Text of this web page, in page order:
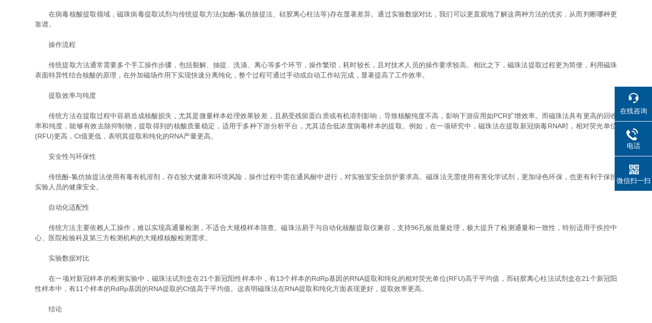
在病毒核酸提取领域，磁珠病毒提取试剂与传统提取方法(如酚-氯仿抽提法、硅胶离心柱法等)存在显著差异。通过实验数据对比，我们可以更直观地了解这两种方法的优劣，从而判断哪种更
靠谱。
操作流程
传统提取方法通常需要多个手工操作步骤，包括裂解、抽提、洗涤、离心等多个环节，操作繁琐，耗时较长，且对技术人员的操作要求较高。相比之下，磁珠法提取过程更为简便，利用磁珠
表面特异性结合核酸的原理，在外加磁场作用下实现快速分离纯化，整个过程可通过手动或自动工作站完成，显著提高了工作效率。
提取效率与纯度
传统方法在提取过程中容易造成核酸损失，尤其是微量样本处理效果较差，且易受残留蛋白质或有机溶剂影响，导致核酸纯度不高，影响下游应用如PCR扩增效率。而磁珠法具有更高的回收
率和纯度，能够有效去除抑制物，提取得到的核酸质量稳定，适用于多种下游分析平台，尤其适合低浓度病毒样本的提取。例如，在一项研究中，磁珠法在提取新冠病毒RNA时，相对荧光单位
(RFU)更高，Ct值更低，表明其提取和纯化的RNA产量更高。
安全性与环保性
传统酚-氯仿抽提法使用有毒有机溶剂，存在较大健康和环境风险，操作过程中需在通风橱中进行，对实验室安全防护要求高。磁珠法无需使用有害化学试剂，更加绿色环保，也更有利于保护
实验人员的健康安全。
自动化适配性
传统方法主要依赖人工操作，难以实现高通量检测，不适合大规模样本筛查。磁珠法易于与自动化核酸提取仪兼容，支持96孔板批量处理，极大提升了检测通量和一致性，特别适用于疾控中
心、医院检验科及第三方检测机构的大规模核酸检测需求。
实验数据对比
在一项对新冠样本的检测实验中，磁珠法试剂盒在21个新冠阳性样本中，有13个样本的RdRp基因的RNA提取和纯化的相对荧光单位(RFU)高于平均值，而硅胶离心柱法试剂盒在21个新冠阳
性样本中，有11个样本的RdRp基因的RNA提取的Ct值高于平均值。这表明磁珠法在RNA提取和纯化方面表现更好，提取效率更高。
结论
在线咨询
电话
微信扫一扫